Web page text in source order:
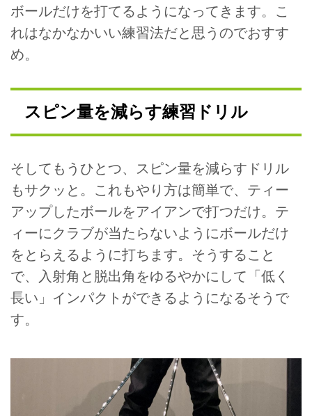
ボールだけを打てるようになってきます。こ
れはなかなかいい練習法だと思うのでおすす
め。
スピン量を減らす練習ドリル
そしてもうひとつ、スピン量を減らすドリル
もサクッと。これもやり方は簡単で、ティー
アップしたボールをアイアンで打つだけ。テ
ィーにクラブが当たらないようにボールだけ
をとらえるように打ちます。そうすること
で、入射角と脱出角をゆるやかにして「低く
長い」インパクトができるようになるそうで
す。